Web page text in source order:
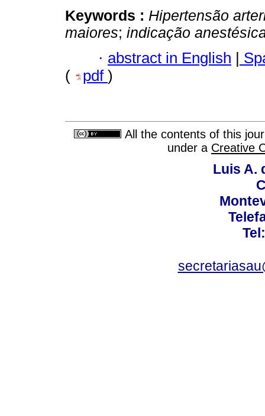
Keywords : Hipertensão
maiores; indicação
· abstract in English |
(
pdf )
All the contents of this
under a Creative
Luis A.